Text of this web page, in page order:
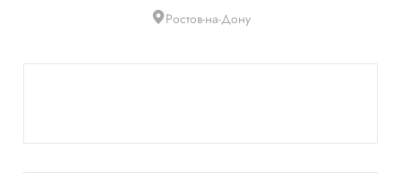
Ростов-на-Дону